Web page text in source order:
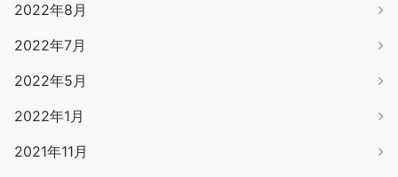
2022年8月
2022年7月
2022年5月
2022年1月
2021年11月